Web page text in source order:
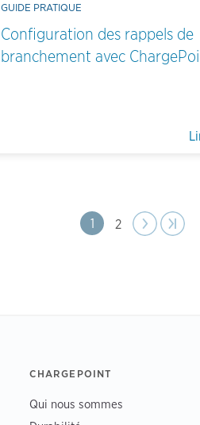
GUIDE PRATIQUE
Configuration des rappels de
branchement avec
Page
1 Page
2
Next
page
Next
›
Last
Last »
CHARGEPOINT
Qui nous sommes